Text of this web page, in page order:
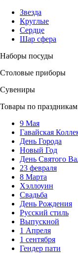
Звезда
Круглые
Сердце
Шар сфера
Наборы посуды
Столовые приборы
Сувениры
Товары по праздникам
9 Мая
Гавайская
День Города
Новый Год
День Святого
23 февраля
8 Марта
Хэллоуин
Свадьба
День Рождения
Русский стиль
Выпускной
1 Апреля
1 сентября
Гендер пати